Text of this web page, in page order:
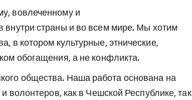
вовлеченному и
внутри страны и во всем мире. Мы хотим
в котором культурные, этнические,
обогащения, а не конфликта.
общества. Наша работа основана на
волонтеров, как в Чешской Республике, так